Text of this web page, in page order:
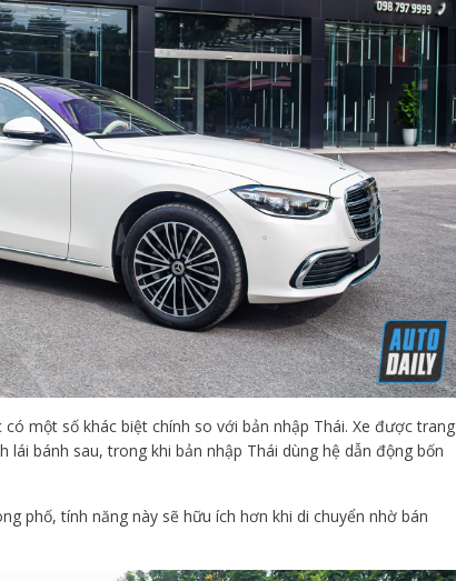
một số khác biệt chính so với bản nhập Thái. Xe được trang
lái bánh sau, trong khi bản nhập Thái dùng hệ dẫn động bốn
phố, tính năng này sẽ hữu ích hơn khi di chuyển nhờ bán